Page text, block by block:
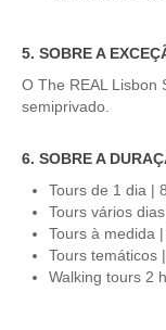
Caminhos da Fé > 2
Luz e Encanto > 4
História, Sol e Mar >
Descubra Portugal >
Caminhos de
Mérida e Madrid > 2
Reserve
5. SOBRE A
O The REAL Lisbon
semiprivado.
6. SOBRE A
Tours de 1 dia |
Tours vários
Tours à medida
Tours temáticos
Walking tours 2